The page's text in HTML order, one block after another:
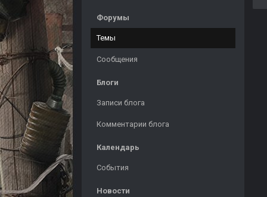
Форумы
Темы
Сообщения
Блоги
Записи блога
Комментарии блога
Календарь
События
Новости